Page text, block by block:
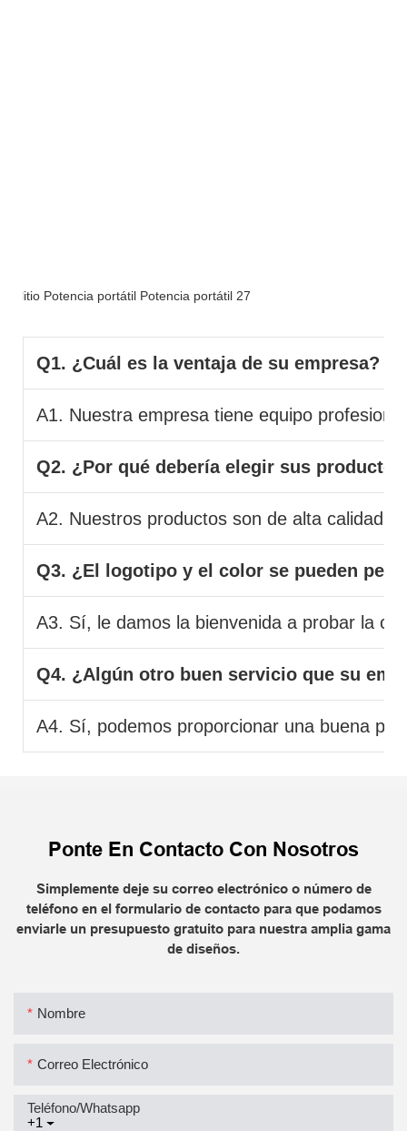
Q1. ¿Cuál es la ventaja de su empresa?
A1. Nuestra empresa tiene equipo
Q2. ¿Por qué debería elegir sus
A2. Nuestros productos son de alta calidad y
Q3. ¿El logotipo y el color se pueden
A3. Sí, le damos la bienvenida a probar la
Q4. ¿Algún otro buen servicio que su
A4. Sí, podemos proporcionar una buena
Ponte En Contacto Con Nosotros
Simplemente deje su correo electrónico o número de
teléfono en el formulario de contacto para que podamos
enviarle un presupuesto gratuito para nuestra amplia gama
de diseños.
Nombre
Correo Electrónico
+1
Teléfono/whatsapp